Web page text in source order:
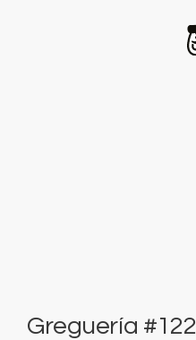
Greguería #122